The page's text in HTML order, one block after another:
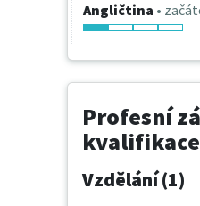
Angličtina •
Profesní
kvalifikace
Vzdělání (1)